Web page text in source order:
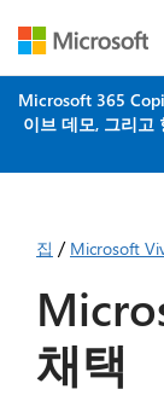
Microsoft 365
이브 데모, 그리고
집 / Microsoft
채택